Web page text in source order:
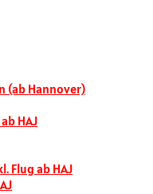
(ab Hannover)
HAJ
Flug ab HAJ